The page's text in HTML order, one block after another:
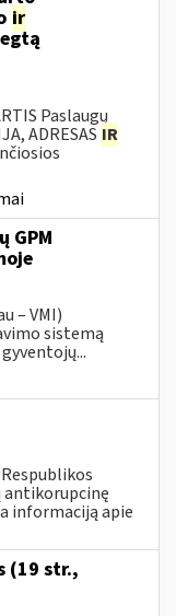
ir
Paslaugų
ADRESAS IR
GPM
– VMI)
sistemą
antikorupcinę
informaciją apie
(19 str.,